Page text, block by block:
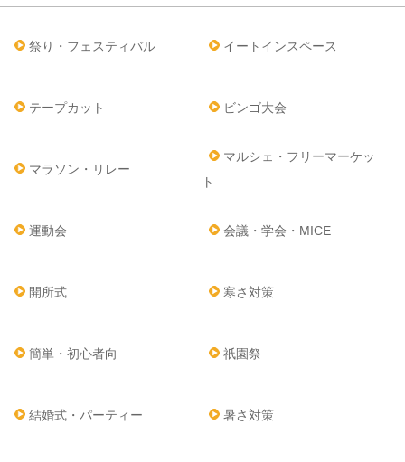
祭り・フェスティバル イートインスペース
テープカット ビンゴ大会
マラソン・リレー
マルシェ・フリーマーケッ
ト
運動会 会議・学会・MICE
開所式 寒さ対策
簡単・初心者向 祇園祭
結婚式・パーティー 暑さ対策